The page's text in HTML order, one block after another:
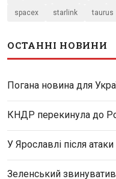
spacex starlink taurus
ОСТАННІ НОВИНИ
Погана новина для
КНДР перекинула до
У Ярославлі після
Зеленський звинуватив